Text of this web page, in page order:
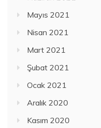
Mayıs 2021
Nisan 2021
Mart 2021
Şubat 2021
Ocak 2021
Aralık 2020
Kasım 2020